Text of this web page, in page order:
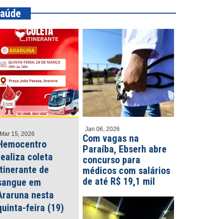
Mar 15, 2026
coleta
de
em
nesta
feira (19)
Jan 06, 2026
Com vagas na
Paraíba, Ebserh abre
concurso para
médicos com salários
de até R$ 19,1 mil